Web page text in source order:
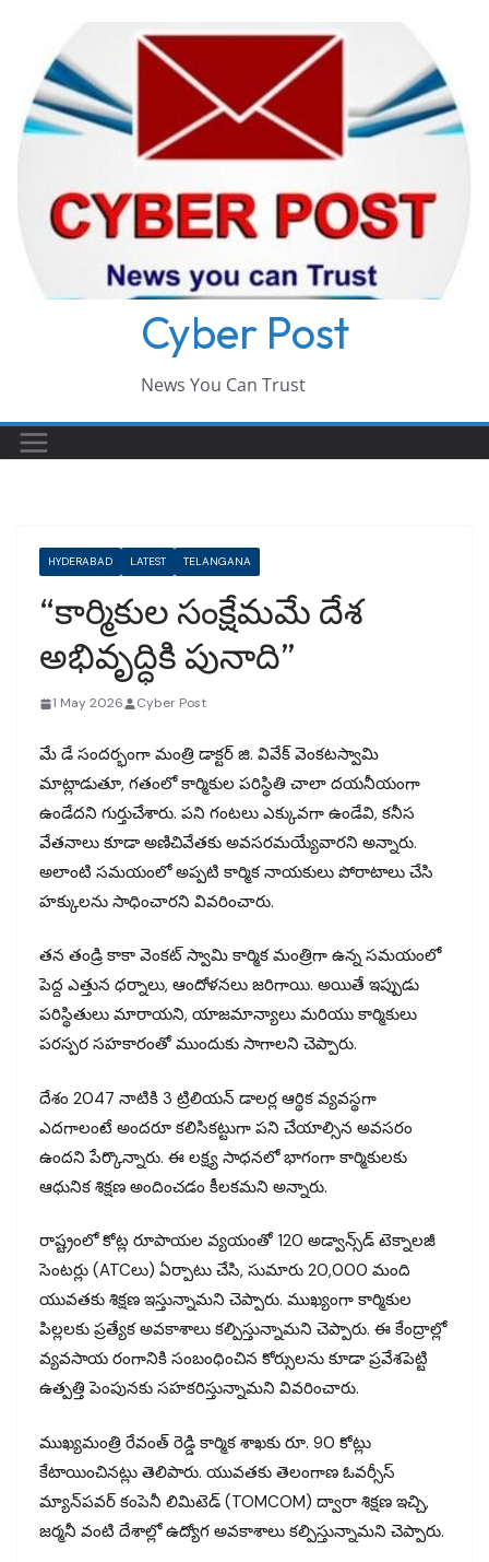
content
Cyber Post
News You Can Trust
HYDERABAD LATEST TELANGANA
“కార్మికుల సంక్షేమమే దేశ
అభివృద్ధికి పునాది”
1 May 2026 Cyber Post
మే డే సందర్భంగా మంత్రి డాక్టర్ జి. వివేక్ వెంకటస్వామి
మాట్లాడుతూ, గతంలో కార్మికుల పరిస్థితి చాలా దయనీయంగా
ఉండేదని గుర్తుచేశారు. పని గంటలు ఎక్కువగా ఉండేవి, కనీస
వేతనాలు కూడా అణిచివేతకు అవసరమయ్యేవారని అన్నారు.
అలాంటి సమయంలో అప్పటి కార్మిక నాయకులు పోరాటాలు చేసి
హక్కులను సాధించారని వివరించారు.
తన తండ్రి కాకా వెంకట్ స్వామి కార్మిక మంత్రిగా ఉన్న సమయంలో
పెద్ద ఎత్తున ధర్నాలు, ఆందోళనలు జరిగాయి. అయితే ఇప్పుడు
పరిస్థితులు మారాయని, యాజమాన్యాలు మరియు కార్మికులు
పరస్పర సహకారంతో ముందుకు సాగాలని చెప్పారు.
దేశం 2047 నాటికి 3 ట్రిలియన్ డాలర్ల ఆర్థిక వ్యవస్థగా
ఎదగాలంటే అందరూ కలిసికట్టుగా పని చేయాల్సిన అవసరం
ఉందని పేర్కొన్నారు. ఈ లక్ష్య సాధనలో భాగంగా కార్మికులకు
ఆధునిక శిక్షణ అందించడం కీలకమని అన్నారు.
రాష్ట్రంలో కోట్ల రూపాయల వ్యయంతో 120 అడ్వాన్స్‌డ్ టెక్నాలజీ
సెంటర్లు (ATCలు) ఏర్పాటు చేసి, సుమారు 20,000 మంది
యువతకు శిక్షణ ఇస్తున్నామని చెప్పారు. ముఖ్యంగా కార్మికుల
పిల్లలకు ప్రత్యేక అవకాశాలు కల్పిస్తున్నామని చెప్పారు. ఈ కేంద్రాల్లో
వ్యవసాయ రంగానికి సంబంధించిన కోర్సులను కూడా ప్రవేశపెట్టి
ఉత్పత్తి పెంపునకు సహకరిస్తున్నామని వివరించారు.
ముఖ్యమంత్రి రేవంత్ రెడ్డి కార్మిక శాఖకు రూ. 90 కోట్లు
కేటాయించినట్లు తెలిపారు. యువతకు తెలంగాణ ఓవర్సీస్
మ్యాన్‌పవర్ కంపెనీ లిమిటెడ్ (TOMCOM) ద్వారా శిక్షణ ఇచ్చి,
జర్మనీ వంటి దేశాల్లో ఉద్యోగ అవకాశాలు కల్పిస్తున్నామని చెప్పారు.